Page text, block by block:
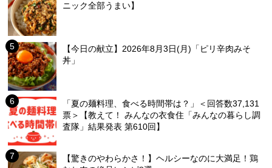
ニック全部うまい】
【今日の献立】2026年8月3日(月)「ピリ辛肉みそ
丼」
「夏の麺料理、食べる時間帯は？」＜回答数37,131
票＞【教えて！ みんなの衣食住「みんなの暮らし調
査隊」結果発表 第610回】
【驚きのやわらかさ！】ヘルシーなのに大満足！鶏